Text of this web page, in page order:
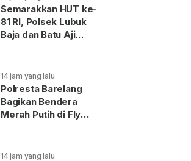
Semarakkan HUT ke-
81 RI, Polsek Lubuk
Baja dan Batu Aji
Sembako ke Warga
14 jam yang lalu
Polresta Barelang
Bagikan Bendera
Merah Putih di Fly
14 jam yang lalu